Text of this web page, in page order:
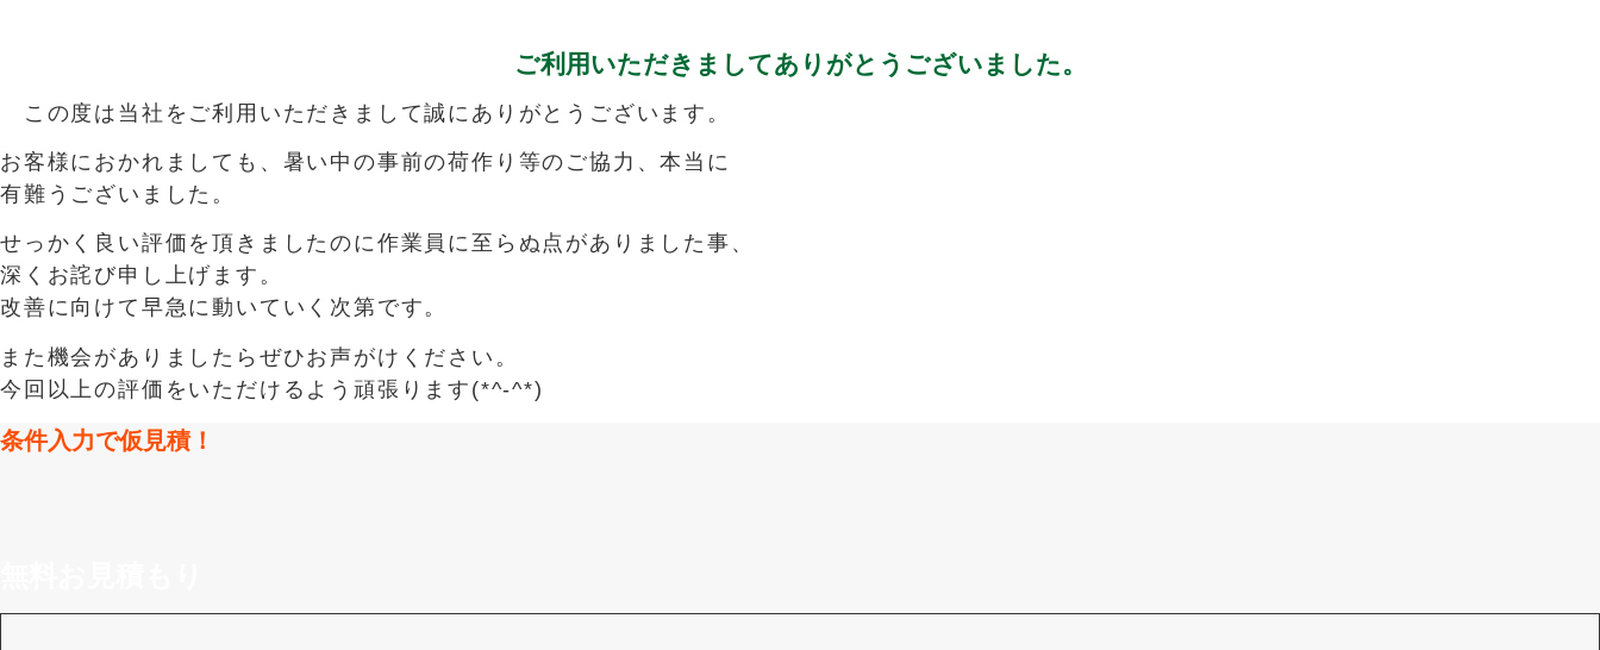
ご利用いただきましてありがとうございました。
この度は当社をご利用いただきまして誠にありがとうございます。
お客様におかれましても、暑い中の事前の荷作り等のご協力、本当に
有難うございました。
せっかく良い評価を頂きましたのに作業員に至らぬ点がありました事、
深くお詫び申し上げます。
改善に向けて早急に動いていく次第です。
また機会がありましたらぜひお声がけください。
今回以上の評価をいただけるよう頑張ります(*^-^*)
条件入力で仮見積！